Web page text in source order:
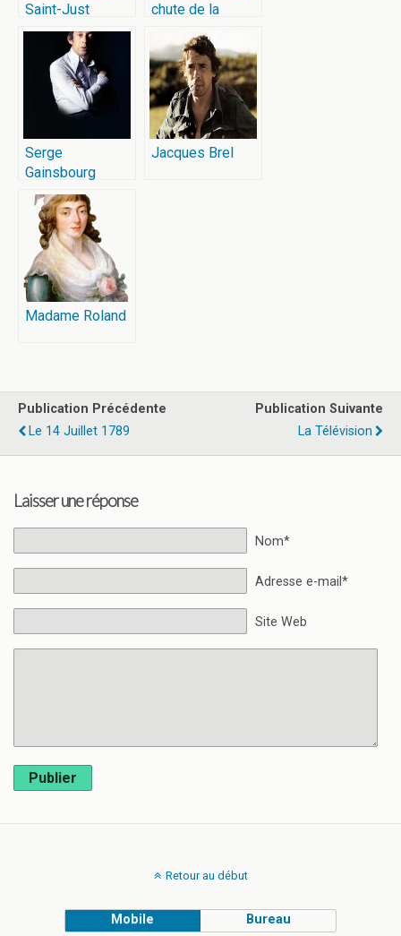
Saint-Just
chute de la
Serge
Gainsbourg
Jacques Brel
Madame Roland
Publication Précédente
Le 14 Juillet 1789
Publication Suivante
La Télévision
Laisser une réponse
Nom*
Adresse e-mail*
Site Web
Publier
Retour au début
Mobile Bureau